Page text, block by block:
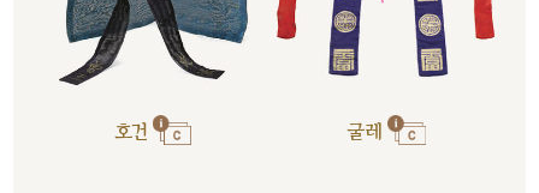
호건 굴레